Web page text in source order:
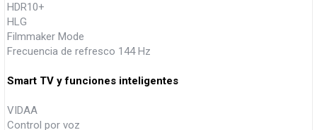
HDR10+
HLG
Filmmaker Mode
Frecuencia de refresco 144 Hz
Smart TV y funciones inteligentes
VIDAA
Control por voz